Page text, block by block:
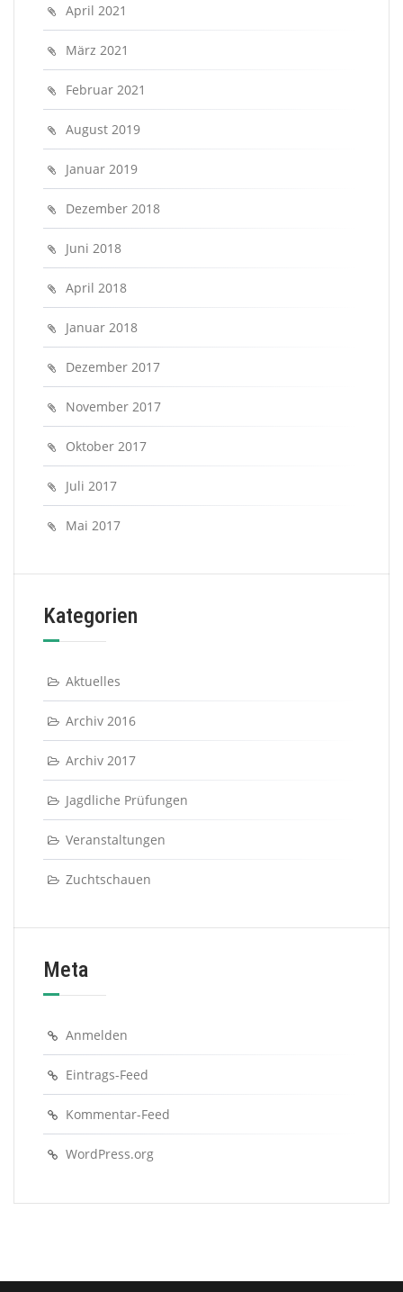
April 2021
März 2021
Februar 2021
August 2019
Januar 2019
Dezember 2018
Juni 2018
April 2018
Januar 2018
Dezember 2017
November 2017
Oktober 2017
Juli 2017
Mai 2017
Kategorien
Aktuelles
Archiv 2016
Archiv 2017
Jagdliche Prüfungen
Veranstaltungen
Zuchtschauen
Meta
Anmelden
Eintrags-Feed
Kommentar-Feed
WordPress.org